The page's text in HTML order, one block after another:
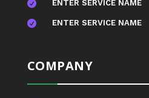
 ENTER SERVICE NAME
 ENTER SERVICE NAME
COMPANY